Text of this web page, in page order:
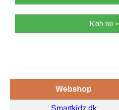
Køb nu »
Webshop
Smartkidz.dk